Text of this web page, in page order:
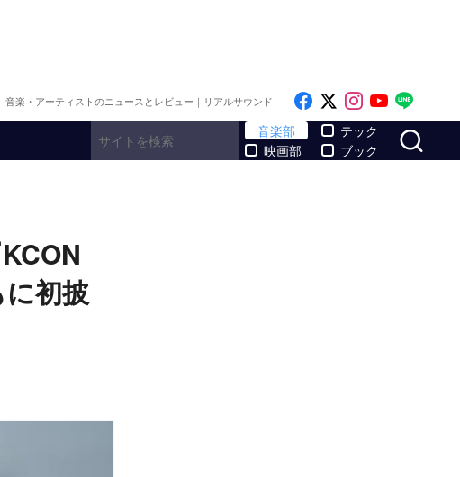
音楽・アーティストのニュースとレビュー｜リアルサウンド Like on Facebook
Follow on x
Follow on
Follow
音楽部
映画部
テック
ブック
初披